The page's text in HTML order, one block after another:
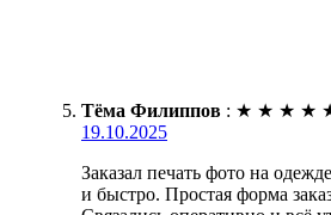
Тёма Филиппов : ★ ★ ★ ★
19.10.2025
Заказал печать фото на
и быстро. Простая форма